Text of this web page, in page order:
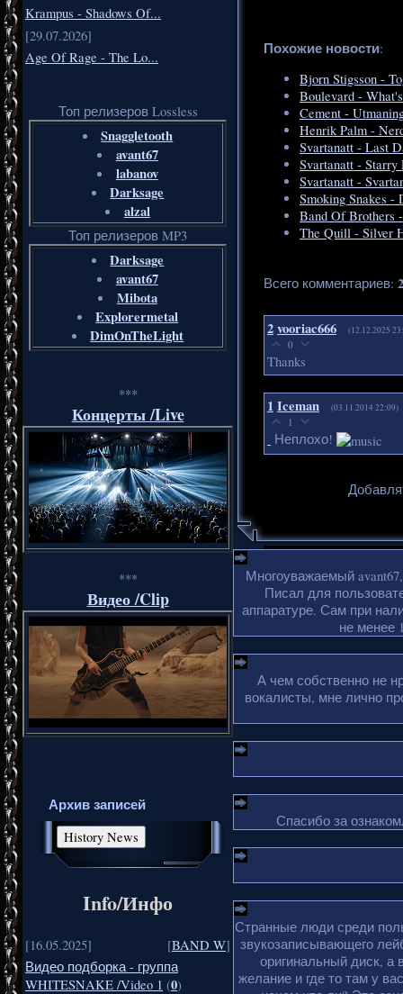
Krampus - Shadows Of...
[29.07.2026]
Age Of Rage - The Lo...
Топ релизеров Lossless
Snaggletooth
avant67
labanov
Darksage
alzal
Топ релизеров MP3
Darksage
avant67
Mibota
Explorermetal
DimOnTheLight
***
Концерты /Live
***
Видео /Clip
Архив записей
Info/Инфо
[16.05.2025] [BAND W]
Видео подборка - группа
WHITESNAKE /Video 1 (0)
Похожие новости:
Bjorn Stigsson -
Boulevard -
Cement -
Henrik Palm -
Svartanatt - Last
Svartanatt - Starry
Svartanatt -
Smoking Snakes -
Band Of Brothers
The Quill - Silver
Всего комментариев: 2
2vooriac666 (12.12.2025
0
Thanks
1Iceman (03.11.2014 22:09)
1
Неплохо!
Многоуважаемый
Писал для
аппаратуре. Сам при
не менее
А чем собственно не
вокалисты, мне лично
Спасибо за
Странные люди среди
звукозаписывающего
оригинальный диск, а
желание и где то там у